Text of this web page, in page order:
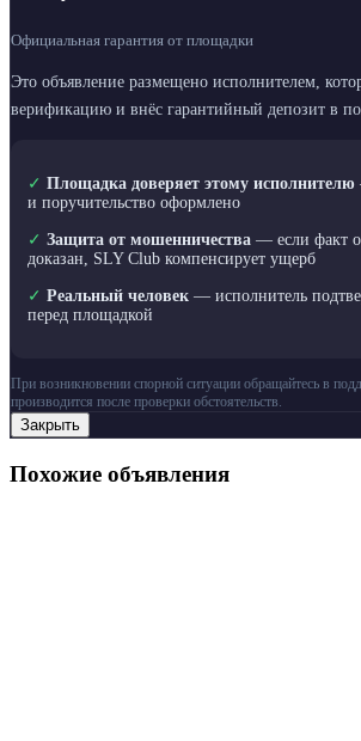
Официальная гарантия от площадки
Это объявление размещено исполнителем,
верификацию и внёс гарантийный депозит в
✓ Площадка доверяет этому исполнителю
и поручительство оформлено
✓ Защита от мошенничества — если факт
доказан, SLY Club компенсирует ущерб
✓ Реальный человек — исполнитель
перед площадкой
При возникновении спорной ситуации обращайтесь в
производится после проверки обстоятельств.
Закрыть
Похожие объявления